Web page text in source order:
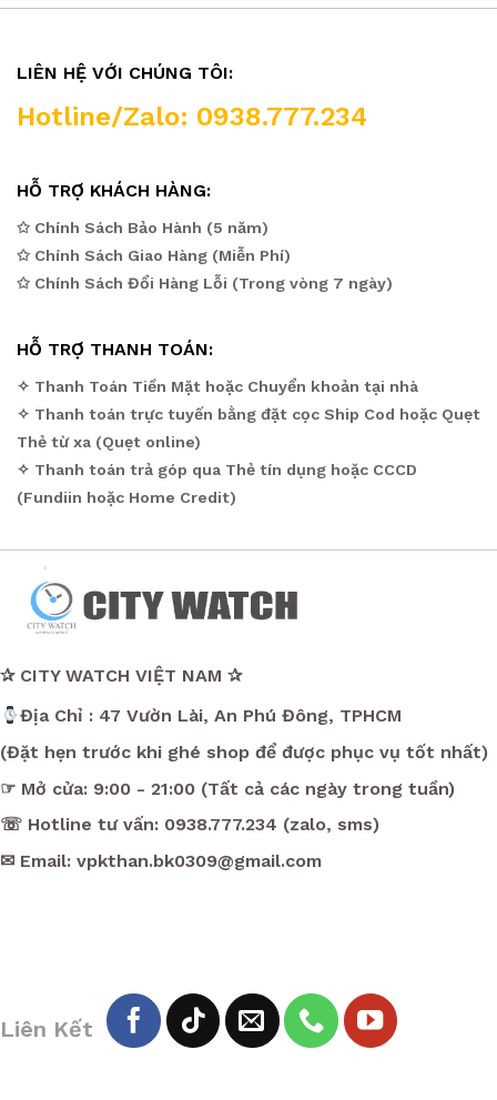
LIÊN HỆ VỚI CHÚNG TÔI:
Hotline/Zalo: 0938.777.234
HỖ TRỢ KHÁCH HÀNG:
✩ Chính Sách Bảo Hành (5 năm)
✩ Chính Sách Giao Hàng (Miễn Phí)
✩ Chính Sách Đổi Hàng Lỗi (Trong vòng 7 ngày)
HỖ TRỢ THANH TOÁN:
✧ Thanh Toán Tiền Mặt hoặc Chuyển khoản tại nhà
✧ Thanh toán trực tuyến bằng đặt cọc Ship Cod hoặc Quẹt
Thẻ từ xa (Quẹt online)
✧ Thanh toán trả góp qua Thẻ tín dụng hoặc CCCD
(Fundiin hoặc Home Credit)
✰ CITY WATCH VIỆT NAM ✰
Địa Chỉ : 47 Vườn Lài, An Phú Đông, TPHCM
(Đặt hẹn trước khi ghé shop để được phục vụ tốt nhất)
☞ Mở cửa: 9:00 - 21:00 (Tất cả các ngày trong tuần)
☏ Hotline tư vấn: 0938.777.234 (zalo, sms)
✉ Email: vpkthan.bk0309@gmail.com
Liên Kết